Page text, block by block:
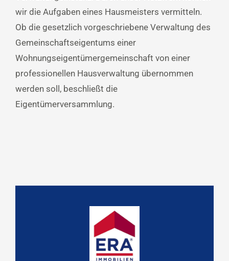
wir die Aufgaben eines Hausmeisters vermitteln.
Ob die gesetzlich vorgeschriebene Verwaltung des
Gemeinschaftseigentums einer
Wohnungseigentümergemeinschaft von einer
professionellen Hausverwaltung übernommen
werden soll, beschließt die
Eigentümerversammlung.